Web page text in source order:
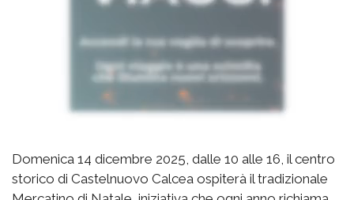
Domenica 14 dicembre 2025, dalle 10 alle 16, il centro
storico di Castelnuovo Calcea ospiterà il tradizionale